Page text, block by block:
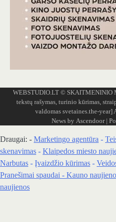
WEBSTUDIO.LT © SKAITMENINIO
tekstų rašymas, turinio kūrimas,
valdomas svetaines.the-year]
News by Ascendoor|
Draugai: - Marketingo agentūra -
skenavimas - Klaipedos miesto
Narbutas - Įvaizdžio kūrimas -
Pranešimai spaudai - Kauno
naujienos